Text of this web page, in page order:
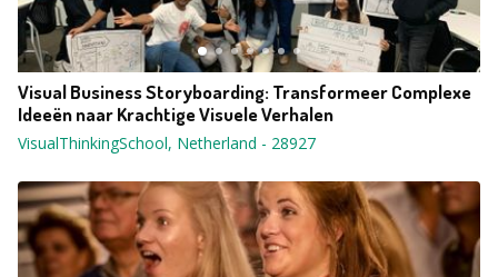
Visual Business Storyboarding: Transformeer Complexe
Ideeën naar Krachtige Visuele Verhalen
VisualThinkingSchool, Netherland - 28927